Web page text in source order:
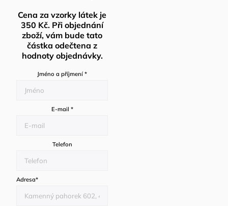
Cena za vzorky látek je
350 Kč. Při objednání
zboží, vám bude tato
částka odečtena z
hodnoty objednávky.
Jméno a příjmení *
E-mail *
Telefon
Adresa*